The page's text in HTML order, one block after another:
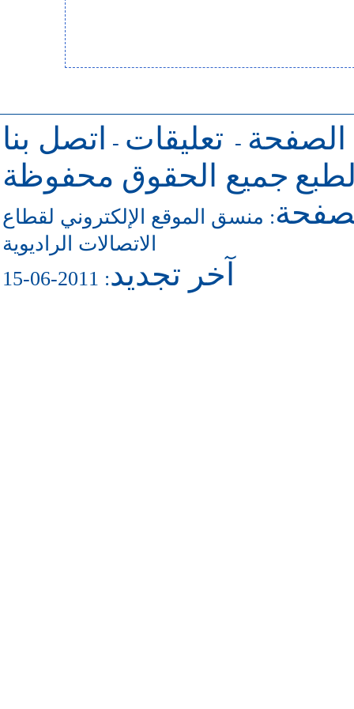
الصفحة - تعليقات -
اتصل بنا
جميع الحقوق محفوظة
: منسق الموقع الإلكتروني لقطاع
الاتصالات الراديوية
آخر تجديد: 2011-06-15